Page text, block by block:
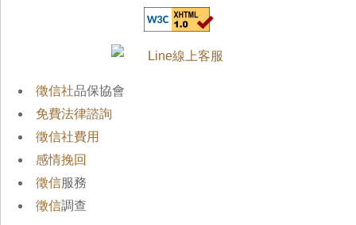
徵信社品保協會
免費法律諮詢
徵信社費用
感情挽回
徵信服務
徵信調查